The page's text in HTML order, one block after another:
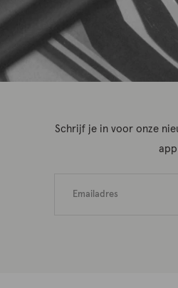
Schrijf je in voor onze
app